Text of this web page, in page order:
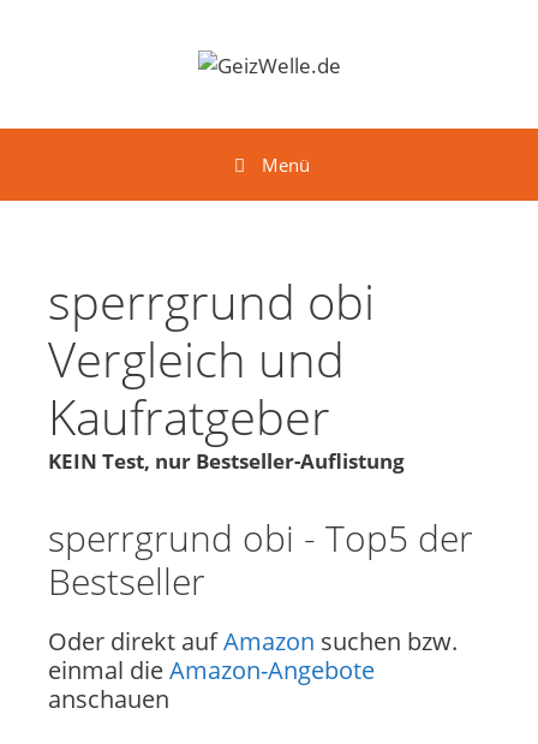
Menü
sperrgrund obi
Vergleich und
Kaufratgeber
KEIN Test, nur Bestseller-Auflistung
sperrgrund obi - Top5 der
Bestseller
Oder direkt aufAmazon suchen bzw.
einmal dieAmazon-Angebote
anschauen